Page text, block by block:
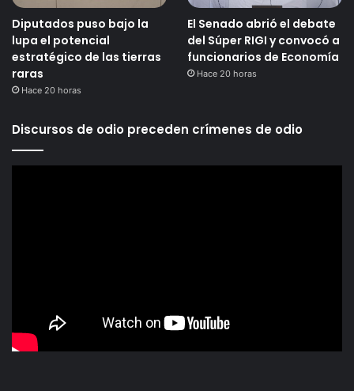
Diputados puso bajo la
lupa el potencial
estratégico de las tierras
raras
Hace 20 horas
El Senado abrió el debate
del Súper RIGI y convocó a
funcionarios de Economía
Hace 20 horas
Discursos de odio preceden crímenes de odio